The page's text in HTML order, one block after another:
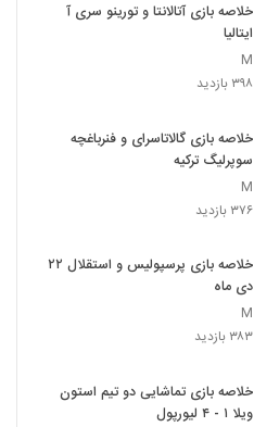
خلاصه بازی آتالانتا و تورینو سری آ
ایتالیا
M
۳۹۸ بازدید
خلاصه بازی گالاتاسرای و فنرباغچه
سوپرلیگ ترکیه
M
۳۷۶ بازدید
خلاصه بازی پرسپولیس و استقلال ۲۲
دی ماه
M
۳۸۳ بازدید
خلاصه بازی تماشایی دو تیم استون
ویلا ۱ - ۴ لیورپول